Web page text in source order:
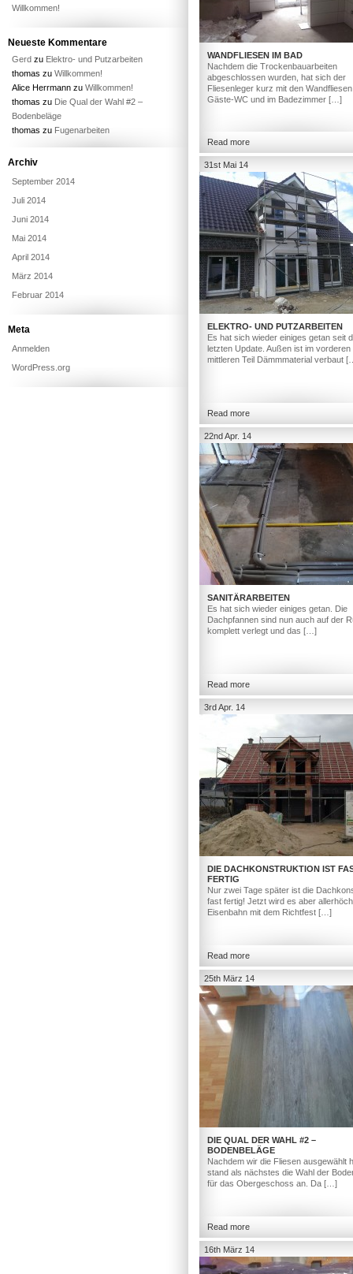
WANDFLIESEN IM BAD
Nachdem die Trockenbauarbeiten
abgeschlossen wurden, hat sich der
Fliesenleger kurz mit den
Gäste-WC und im Badezimmer […]
Read more
31st Mai 14
ELEKTRO- UND PUTZARBEITEN
Es hat sich wieder einiges getan seit
letzten Update. Außen ist im vorderen
mittleren Teil Dämmmaterial verbaut
Read more
22nd Apr. 14
SANITÄRARBEITEN
Es hat sich wieder einiges getan. Die
Dachpfannen sind nun auch auf der
komplett verlegt und das […]
Read more
3rd Apr. 14
DIE DACHKONSTRUKTION IST
FERTIG
Nur zwei Tage später ist die
fast fertig! Jetzt wird es aber
Eisenbahn mit dem Richtfest […]
Read more
25th März 14
DIE QUAL DER WAHL #2 –
BODENBELÄGE
Nachdem wir die Fliesen ausgewählt
stand als nächstes die Wahl der
für das Obergeschoss an. Da […]
Read more
16th März 14
Willkommen!
Neueste Kommentare
Gerd zu Elektro- und Putzarbeiten
thomas zu Willkommen!
Alice Herrmann zu Willkommen!
thomas zu Die Qual der Wahl #2 –
Bodenbeläge
thomas zu Fugenarbeiten
Archiv
September 2014
Juli 2014
Juni 2014
Mai 2014
April 2014
März 2014
Februar 2014
Meta
Anmelden
WordPress.org